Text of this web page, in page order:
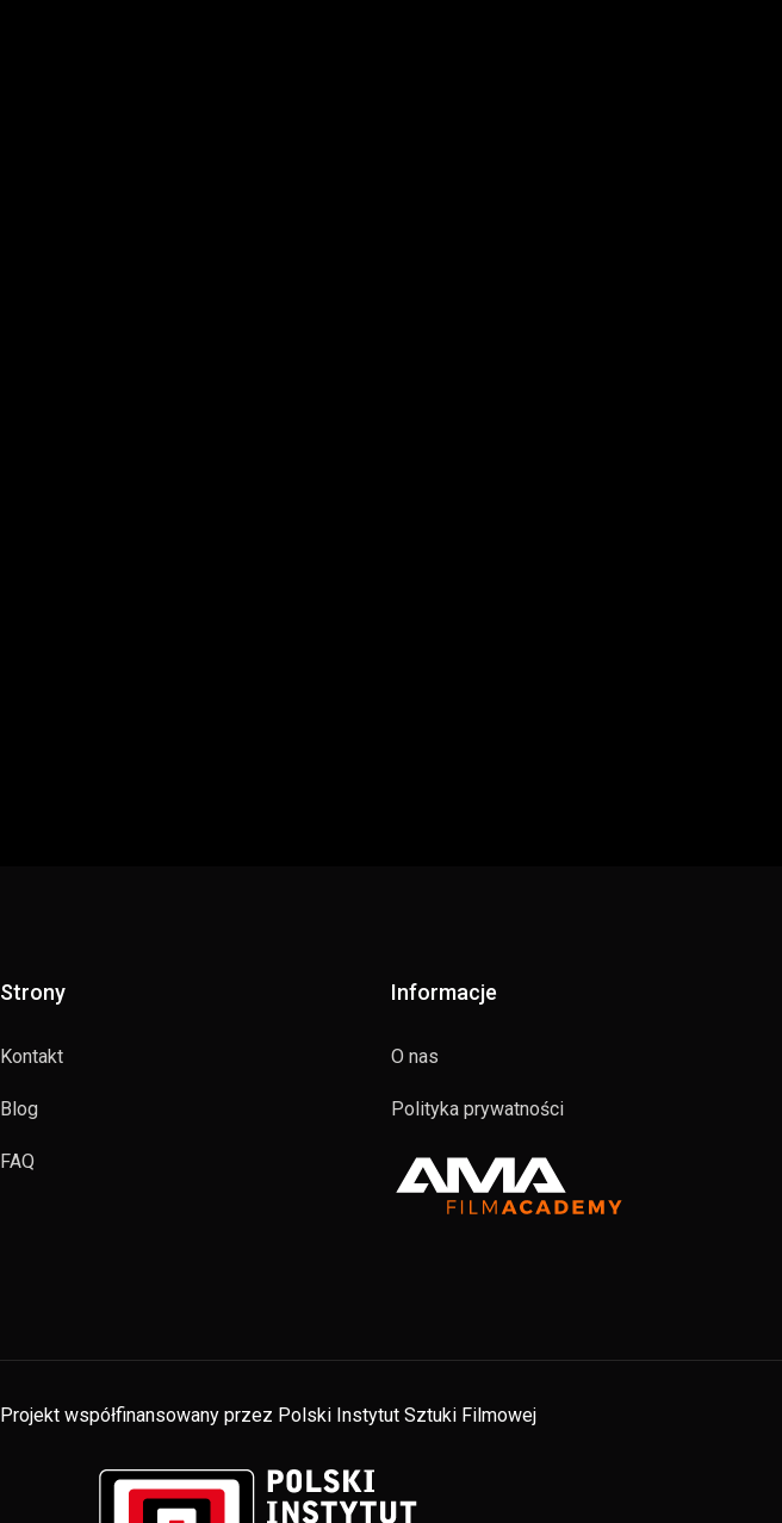
Strony
Kontakt
Blog
FAQ
Informacje
O nas
Polityka prywatności
Projekt współfinansowany przez Polski Instytut Sztuki Filmowej